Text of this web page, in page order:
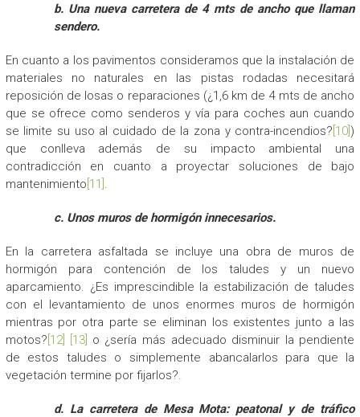
b. Una nueva carretera de 4 mts de ancho que llaman
sendero.
En cuanto a los pavimentos consideramos que la instalación de
materiales no naturales en las pistas rodadas necesitará
reposición de losas o reparaciones (¿1,6 km de 4 mts de ancho
que se ofrece como senderos y vía para coches aun cuando
se limite su uso al cuidado de la zona y contra-incendios? [10])
que conlleva además de su impacto ambiental una
contradicción en cuanto a proyectar soluciones de bajo
mantenimiento [11] .
c. Unos muros de hormigón innecesarios.
En la carretera asfaltada se incluye una obra de muros de
hormigón para contención de los taludes y un nuevo
aparcamiento. ¿Es imprescindible la estabilización de taludes
con el levantamiento de unos enormes muros de hormigón
mientras por otra parte se eliminan los existentes junto a las
motos? [12] [13] o ¿sería más adecuado disminuir la pendiente
de estos taludes o simplemente abancalarlos para que la
vegetación termine por fijarlos?.
d. La carretera de Mesa Mota: peatonal y de tráfico